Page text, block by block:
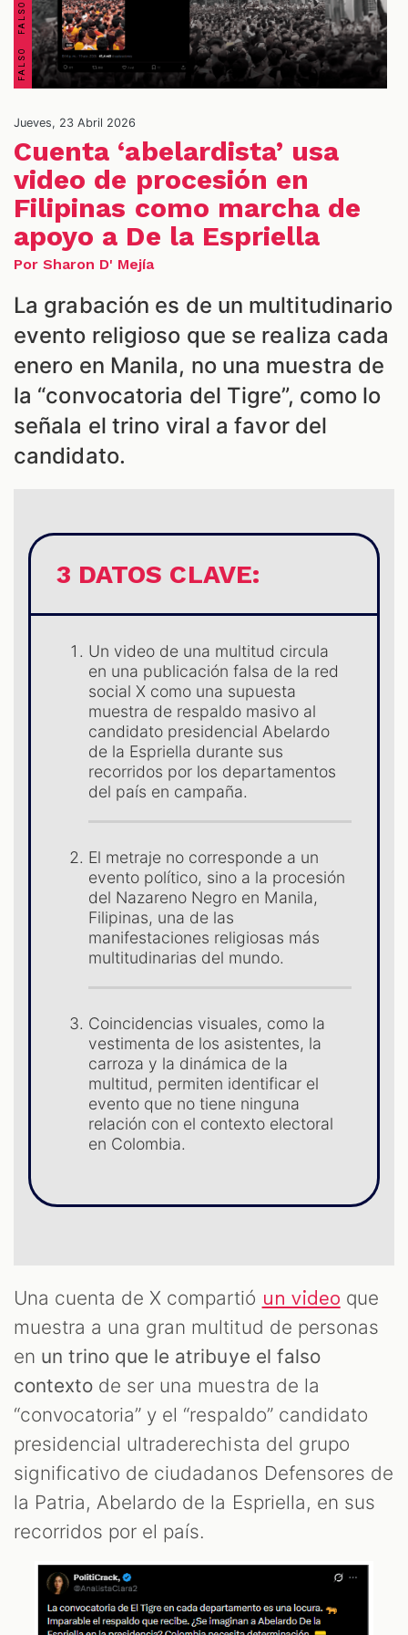
Jueves, 23 Abril 2026
Cuenta ‘abelardista’ usa
video de procesión en
Filipinas como marcha de
apoyo a De la Espriella
Por Sharon D' Mejía
La grabación es de un multitudinario
evento religioso que se realiza cada
enero en Manila, no una muestra de
la “convocatoria del Tigre”, como lo
señala el trino viral a favor del
candidato.
3 DATOS CLAVE:
Un video de una multitud circula
en una publicación falsa de la red
social X como una supuesta
muestra de respaldo masivo al
candidato presidencial Abelardo
de la Espriella durante sus
recorridos por los departamentos
del país en campaña.
El metraje no corresponde a un
evento político, sino a la procesión
del Nazareno Negro en Manila,
Filipinas, una de las
manifestaciones religiosas más
multitudinarias del mundo.
Coincidencias visuales, como la
vestimenta de los asistentes, la
carroza y la dinámica de la
multitud, permiten identificar el
evento que no tiene ninguna
relación con el contexto electoral
en Colombia.
Una cuenta de X compartió un video que
muestra a una gran multitud de personas
en un trino que le atribuye el falso
contexto de ser una muestra de la
“convocatoria” y el “respaldo” candidato
presidencial ultraderechista del grupo
significativo de ciudadanos Defensores de
la Patria, Abelardo de la Espriella, en sus
recorridos por el país.